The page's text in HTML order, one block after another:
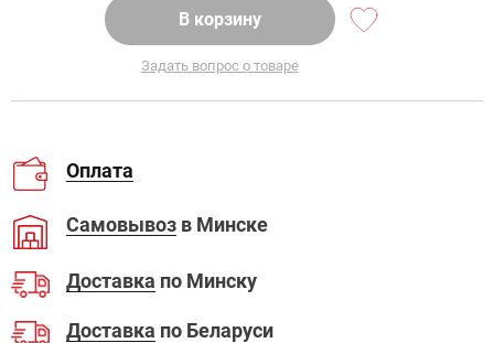
В корзину
Задать вопрос о товаре
Оплата
Самовывоз в Минске
Доставка по Минску
Доставка по Беларуси